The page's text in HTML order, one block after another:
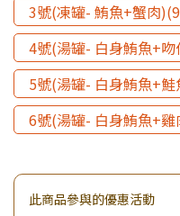
3號(凍罐- 鮪魚+蟹肉
4號(湯罐- 白身鮪魚+
5號(湯罐- 白身鮪魚+
6號(湯罐- 白身鮪魚+
此商品參與的優惠活動